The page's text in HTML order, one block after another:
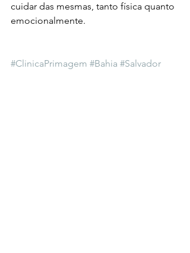
cuidar das mesmas, tanto física quanto
emocionalmente.
#ClinicaPrimagem #Bahia #Salvador